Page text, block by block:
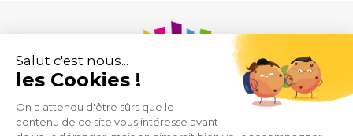
Union des Syndicats de Pharmaciens d’Officine